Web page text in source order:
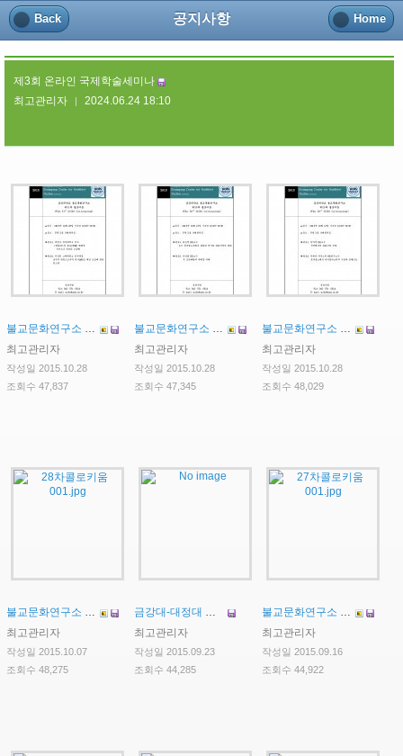
Back 공지사항 Home
제3회 온라인 국제학술세미나
최고관리자
2024.06.24 18:10
불교문화연구소 제31차 콜로키움
최고관리자
작성일 2015.10.28
조회수 47,837
불교문화연구소 제30차 콜로키움
최고관리자
작성일 2015.10.28
조회수 47,345
불교문화연구소 제29차 콜로키움
최고관리자
작성일 2015.10.28
조회수 48,029
불교문화연구소 제28차 콜로키움
최고관리자
작성일 2015.10.07
조회수 48,275
금강대-대정대 공동세미나 발표자 선발공고
최고관리자
작성일 2015.09.23
조회수 44,285
불교문화연구소 제27차 콜로키움
최고관리자
작성일 2015.09.16
조회수 44,922